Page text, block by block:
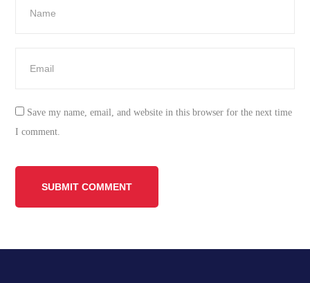
Save my name, email, and website in this browser for the next time
I comment.